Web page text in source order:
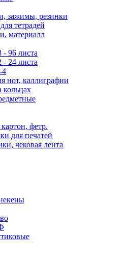
зажимы, резинки
тетрадей
материалл
- 96 листа
- 24 листа
4
нот, каллиграфии
кольцах
фетр.
для печатей
чековая лента